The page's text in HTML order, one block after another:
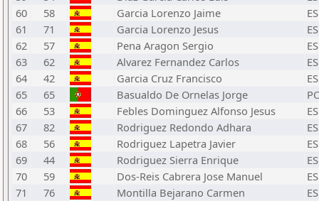
60
58 Garcia Lorenzo Jaime
61
71 Garcia Lorenzo Jesus
62
57 Pena Aragon Sergio
63
62 Alvarez Fernandez Carlos
64
42 Garcia Cruz Francisco
65
65 Basualdo De Ornelas Jorge
66
53 Febles Dominguez Alfonso Jesus
67
82 Rodriguez Redondo Adhara
68
56 Rodriguez Lapetra Javier
69
44 Rodriguez Sierra Enrique
70
59 Dos-Reis Cabrera Jose Manuel
71
76 Montilla Bejarano Carmen